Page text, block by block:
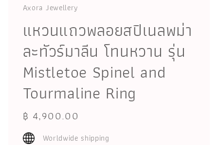
Axora Jewellery
แหวนแถวพลอยสปิเนลพม่า
ละทัวร์มาลีน โทนหวาน รุ่น
Mistletoe Spinel and
Tourmaline Ring
Regular
price
฿ 4,900.00
Worldwide shipping